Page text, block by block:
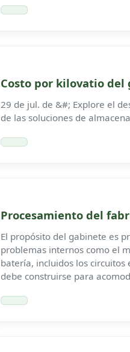
Costo por kilovatio
29 de jul. de &#; Explore el
de las soluciones de
Procesamiento del
El propósito del gabinete es
problemas internos como el
batería, incluidos los circuitos
debe construirse para